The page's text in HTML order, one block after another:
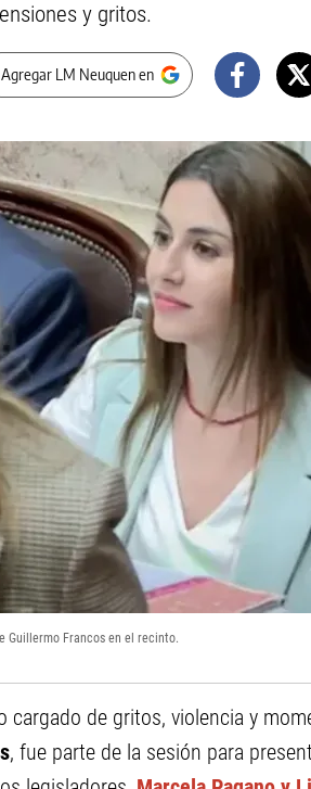
y gritos.
LM Neuquen en
Guillermo Francos en el recinto.
cargado de gritos, violencia y
, fue parte de la sesión para